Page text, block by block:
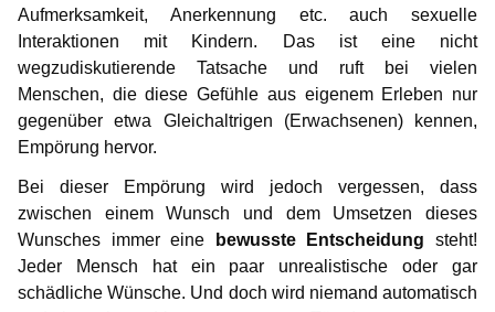
Aufmerksamkeit, Anerkennung etc. auch sexuelle
Interaktionen mit Kindern. Das ist eine nicht
wegzudiskutierende Tatsache und ruft bei vielen
Menschen, die diese Gefühle aus eigenem Erleben nur
gegenüber etwa Gleichaltrigen (Erwachsenen) kennen,
Empörung hervor.
Bei dieser Empörung wird jedoch vergessen, dass
zwischen einem Wunsch und dem Umsetzen dieses
Wunsches immer eine
bewusste Entscheidung steht!
Jeder Mensch hat ein paar unrealistische oder gar
schädliche Wünsche. Und doch wird niemand automatisch